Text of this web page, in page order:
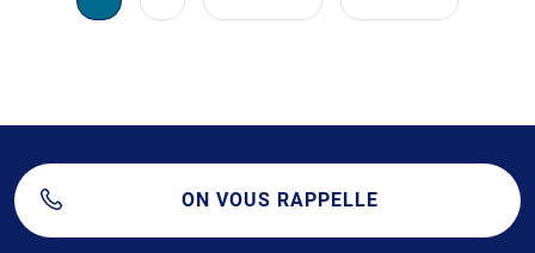
ON VOUS RAPPELLE